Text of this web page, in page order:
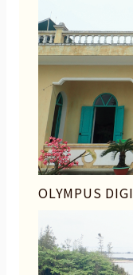
OLYMPUS